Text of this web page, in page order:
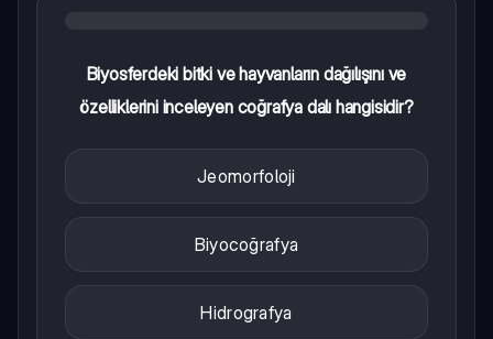
Biyosferdeki bitki ve hayvanların dağılışını ve
özelliklerini inceleyen coğrafya dalı hangisidir?
Jeomorfoloji
Biyocoğrafya
Hidrografya